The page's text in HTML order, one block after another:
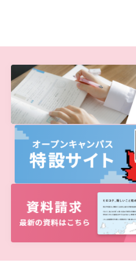
臨床教授制度について
自己評価書
大学院実践臨床心理
大学院薬学研究科 自
ガバナンス・コード
受講生授業アンケート結
卒業生・進路先 調査結
入学予定者へのお知
合格者の方へのメッセ
入学準備学習プログ
情報端末の必携化に
感染予防にかかる抗
広国IPE用語集
ICTサポート
図書館概要
利用案内
利用案内（学外利用
電子ブック・電子ジ
電子ブックをさがす
情報センター
学内ネットワークの概
東広島キャンパス
呉キャンパス
学内向け専用ページ
広国ポータルサイト
ラーニング・コモンズ
トレーニングルーム
広国市民大学（地域交
広国市民大学 過去の開
大学見学・体験をご希
地域連携に関するご意